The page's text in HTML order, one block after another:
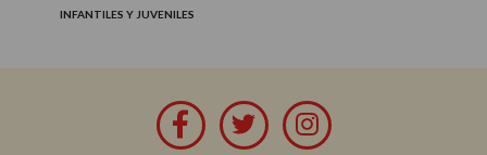
INFANTILES Y JUVENILES